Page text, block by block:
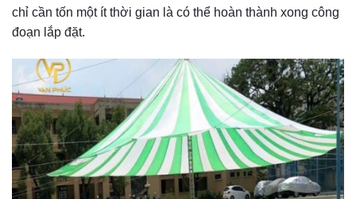
chỉ cần tốn một ít thời gian là có thể hoàn thành xong công
đoạn lắp đặt.